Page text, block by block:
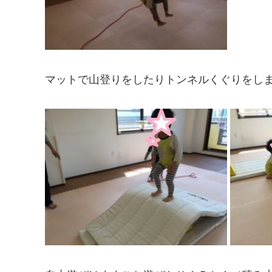
マットで山登りをしたりトンネルくぐりをし